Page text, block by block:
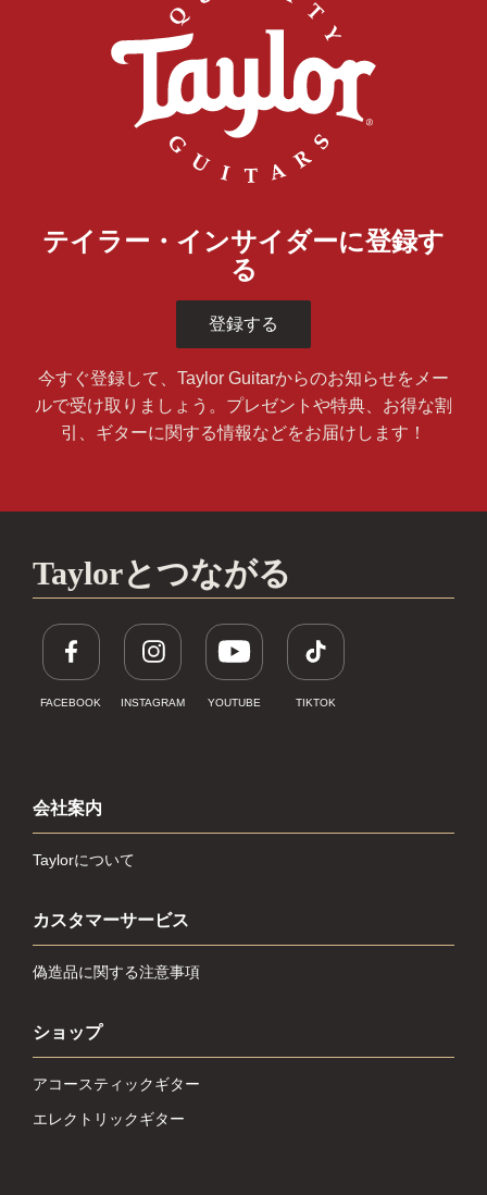
テイラー・インサイダーに登録す
る
登録する
今すぐ登録して、Taylor Guitarからのお知らせをメー
ルで受け取りましょう。プレゼントや特典、お得な割
引、ギターに関する情報などをお届けします！
Taylorとつながる
FACEBOOK INSTAGRAM YOUTUBE TIKTOK
会社案内
Taylorについて
カスタマーサービス
偽造品に関する注意事項
ショップ
アコースティックギター
エレクトリックギター